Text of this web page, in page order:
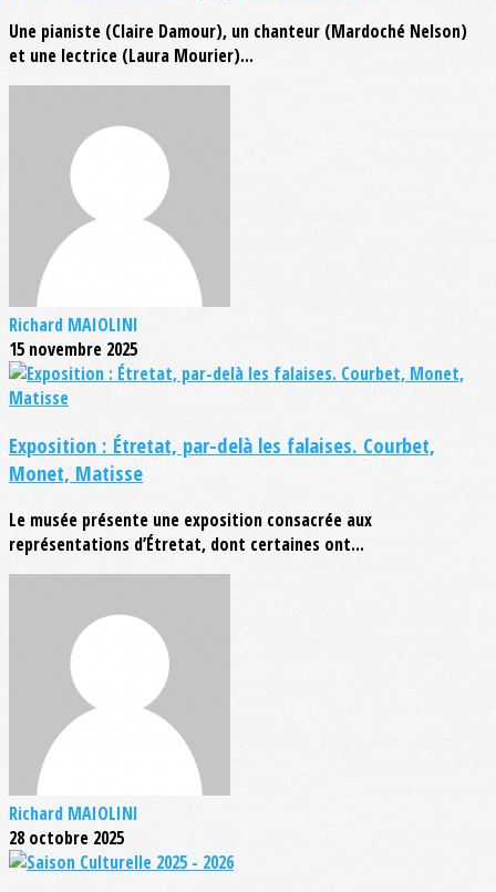
Une pianiste (Claire Damour), un chanteur (Mardoché Nelson)
et une lectrice (Laura Mourier)...
Richard MAIOLINI
15 novembre 2025
Exposition : Étretat, par-delà les falaises. Courbet,
Monet, Matisse
Le musée présente une exposition consacrée aux
représentations d’Étretat, dont certaines ont...
Richard MAIOLINI
28 octobre 2025